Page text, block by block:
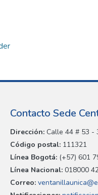
Contacto Sede
Dirección: Calle 44 # 53 -
Código postal: 111321
Línea Bogotá: (+57) 601
Línea Nacional: 018000
Correo: